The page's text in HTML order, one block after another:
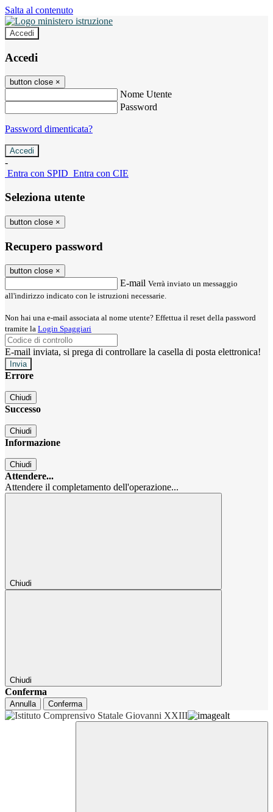
Salta al contenuto
Accedi
Accedi
button close ×
Nome Utente
Password
Password dimenticata?
-
Entra con SPID Entra con CIE
Seleziona utente
button close ×
Recupero password
button close ×
E-mail Verrà inviato un messaggio
all'indirizzo indicato con le istruzioni necessarie.
Non hai una e-mail associata al nome utente? Effettua il reset della password
tramite la Login Spaggiari
E-mail inviata, si prega di controllare la casella di posta elettronica!
Errore
Chiudi
Successo
Chiudi
Informazione
Chiudi
Attendere...
Attendere il completamento dell'operazione...
Chiudi
Chiudi
Conferma
Annulla Conferma